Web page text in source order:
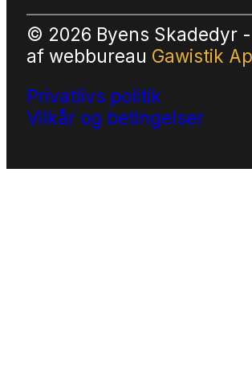
© 2026 Byens Skadedyr
af webbureau Gawistik
Privatlivs politik
Vilkår og betingelser